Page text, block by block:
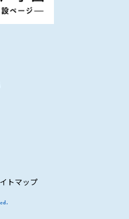
トマップ